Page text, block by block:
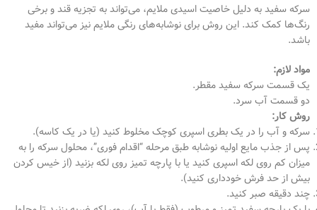
سرکه سفید به دلیل خاصیت اسیدی ملایم، می‌تواند به تجزیه قند و برخی
رنگ‌ها کمک کند. این روش برای نوشابه‌های رنگی ملایم نیز می‌تواند مفید
باشد.
مواد لازم:
یک قسمت سرکه سفید مقطر.
دو قسمت آب سرد.
روش کار:
سرکه و آب را در یک بطری اسپری کوچک مخلوط کنید (یا در یک کاسه).
پس از جذب مایع اولیه نوشابه طبق مرحله “اقدام فوری”، محلول سرکه را به
میزان کم روی لکه اسپری کنید یا با پارچه تمیز روی لکه بزنید (از خیس کردن
بیش از حد فرش خودداری کنید).
چند دقیقه صبر کنید.